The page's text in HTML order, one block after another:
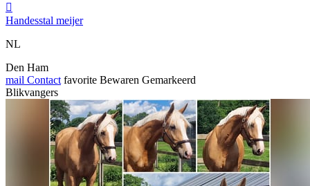

Handesstal meijer
NL
Den Ham
mail Contact favorite Bewaren Gemarkeerd
Blikvangers